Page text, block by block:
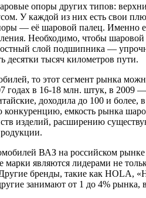
опоры других типов:
У каждой из них есть свои
— её шаровой палец. Именно
Необходимо, чтобы
слой подшипника —
десятки тысяч километров пути.
то этот сегмент рынка
годах в 16-18 млн. штук, в 2009
доходила до 100 и более,
емкость рынка
изделий, расширению
ВАЗ на российском
являются лидерами не
бренды, такие как
занимают от 1 до 4% рынка,